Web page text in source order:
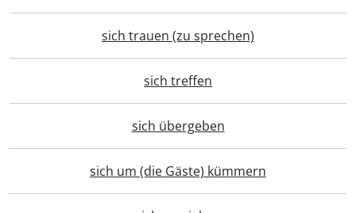
sich trauen (zu sprechen)
sich treffen
sich übergeben
sich um (die Gäste) kümmern